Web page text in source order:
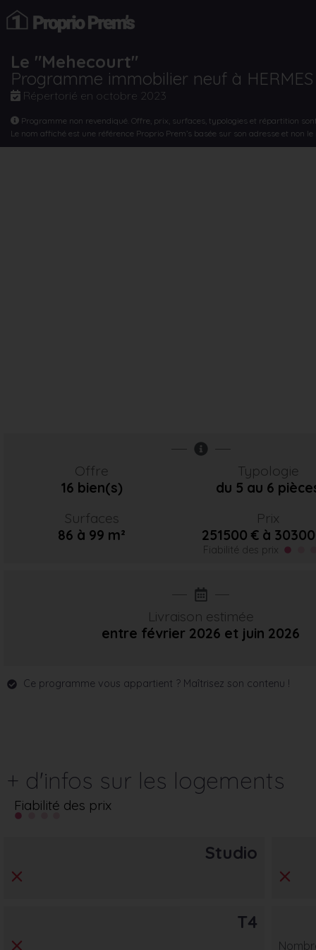
Le "Mehecourt"
Programme immobilier neuf à HERMES
Répertorié en octobre 2023
Programme non revendiqué. Offre, prix, surfaces, typologies et répartition
Le nom affiché est une référence Proprio Prem’s basée sur son adresse et non
Offre
16 bien(s)
Typologie
du 5 au 6
Surfaces
86 à 99 m²
Prix
251500 € à
Fiabilité des prix
Livraison estimée
entre février 2026 et juin 2026
Ce programme vous appartient ? Maîtrisez son contenu !
+ d'infos sur les logements
Fiabilité des prix
Studio
T4